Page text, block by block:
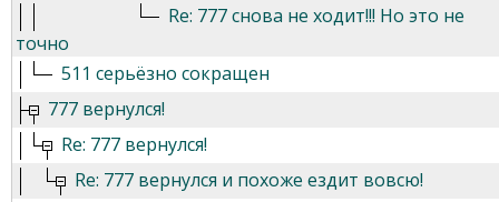
Re: 777 снова не ходит!!! Но это не
точно
511 серьёзно сокращен
777 вернулся!
Re: 777 вернулся!
Re: 777 вернулся и похоже ездит вовсю!